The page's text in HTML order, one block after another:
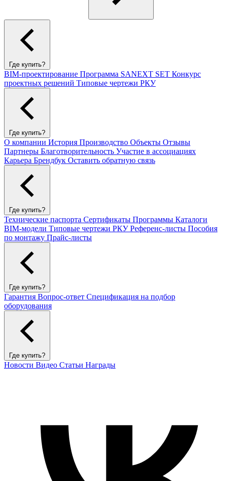
Где купить?
BIM-проектирование Программа SANEXT SET Конкурс
проектных решений Типовые чертежи РКУ
Где купить?
О компании История Производство Объекты Отзывы
Партнеры Благотворительность Участие в ассоциациях
Карьера Брендбук Оставить обратную связь
Где купить?
Технические паспорта Сертификаты Программы Каталоги
BIM-модели Типовые чертежи РКУРеференс-листы Пособия
по монтажу Прайс-листы
Где купить?
Гарантия Вопрос-ответ Спецификация на подбор
оборудования
Где купить?
Новости Видео Статьи Награды